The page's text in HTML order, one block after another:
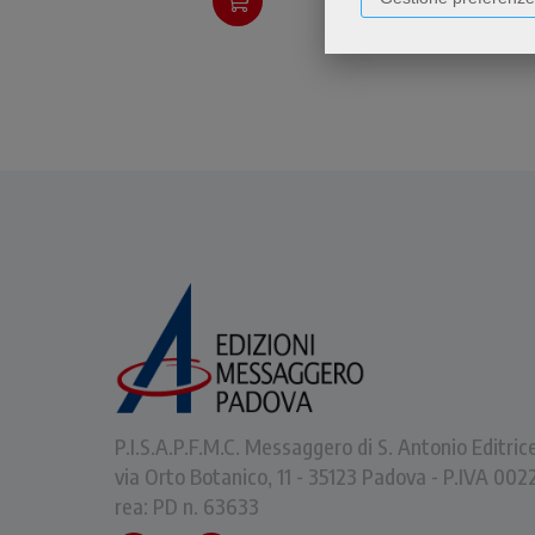
P.I.S.A.P.F.M.C. Messaggero di S. Antonio
via Orto Botanico, 11 - 35123 Padova - P.IVA
rea: PD n. 63633